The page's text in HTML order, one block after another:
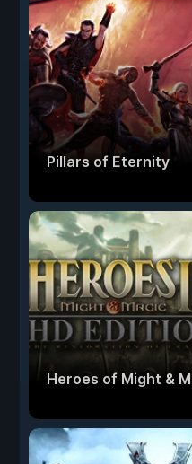
Pillars of Eternity
Heroes of Might &